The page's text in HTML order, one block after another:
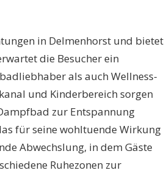
in Delmenhorst und bietet
die Besucher ein
als auch Wellness-
und Kinderbereich sorgen
zur Entspannung
für seine wohltuende Wirkung
Abwechslung, in dem Gäste
Ruhezonen zur